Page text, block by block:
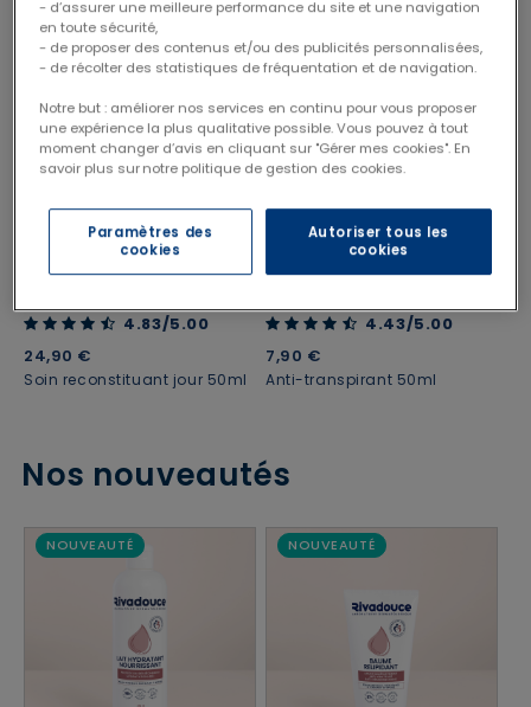
TOP VENTE
ACHAT RAPIDE
4.83 out of 5 Customer Rating
4.83/5.00
24,90 €
Soin reconstituant jour 50ml
ACHAT RAPIDE
4.43 out of 5 Customer Rating
4.43/5.00
7,90 €
Anti-transpirant 50ml
Nos nouveautés
NOUVEAUTÉ NOUVEAUTÉ
- d’assurer une meilleure performance du site et une navigation
en toute sécurité,
- de proposer des contenus et/ou des publicités personnalisées,
- de récolter des statistiques de fréquentation et de navigation.
Notre but : améliorer nos services en continu pour vous proposer
une expérience la plus qualitative possible. Vous pouvez à tout
moment changer d’avis en cliquant sur "Gérer mes cookies". En
savoir plus sur notre politique de gestion des cookies.
Paramètres des
cookies
Autoriser tous les
cookies